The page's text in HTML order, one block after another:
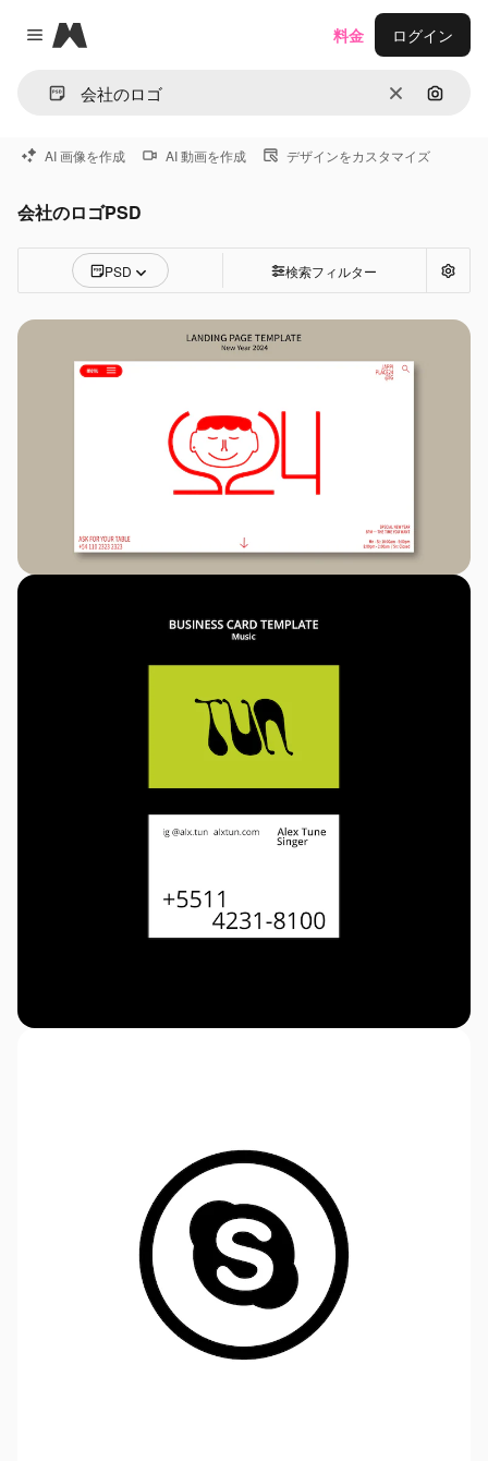
Close menu
Magnific
消去 画像で
料金 ログイン
AI 画像を作成 AI 動画を作成 デザインをカスタマイズ
会社のロゴPSD
PSD 検索フィルター